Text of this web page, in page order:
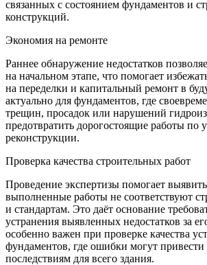
связанных с состоянием фундаментов и
конструкций.
Экономия на ремонте
Раннее обнаружение недостатков
на начальном этапе, что помогает
на переделки и капитальный ремонт в
актуально для фундаментов, где
трещин, просадок или нарушений
предотвратить дорогостоящие работы по
реконструкции.
Проверка качества строительных работ
Проведение экспертизы помогает выявить
выполненные работы не соответствуют
и стандартам. Это даёт основание
устранения выявленных недостатков за
особенно важен при проверке качества
фундаментов, где ошибки могут привести
последствиям для всего здания.